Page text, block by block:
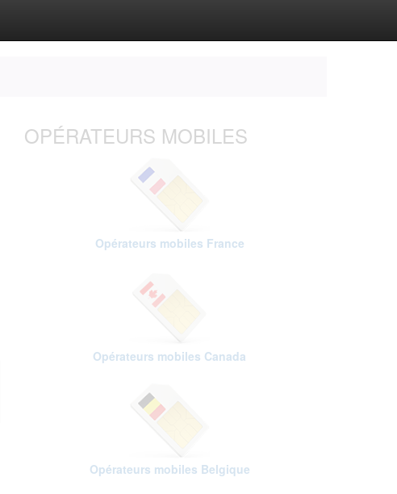
OPÉRATEURS MOBILES
Opérateurs mobiles France
Opérateurs mobiles Canada
Opérateurs mobiles Belgique